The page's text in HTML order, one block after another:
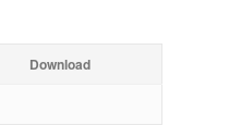
Download